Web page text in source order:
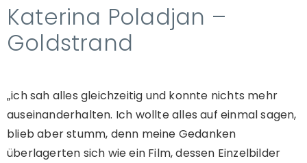
Katerina Poladjan –
Goldstrand
„ich sah alles gleichzeitig und konnte nichts mehr
auseinanderhalten. Ich wollte alles auf einmal sagen,
blieb aber stumm, denn meine Gedanken
überlagerten sich wie ein Film, dessen Einzelbilder